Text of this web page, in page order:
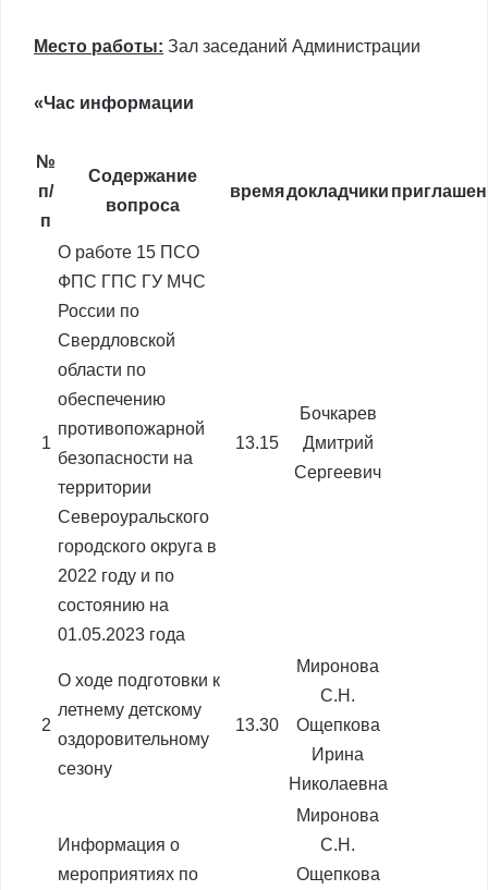
Место работы: Зал заседаний Администрации
«Час информации
№
п/
п
Содержание
вопроса
времядокладчики
1
О работе 15 ПСО
ФПС ГПС ГУ МЧС
России по
Свердловской
области по
обеспечению
противопожарной
безопасности на
территории
Североуральского
городского округа в
2022 году и по
состоянию на
01.05.2023 года
13.15
Бочкарев
Дмитрий
Сергеевич
2
О ходе подготовки к
летнему детскому
оздоровительному
сезону
13.30
Миронова
С.Н.
Ощепкова
Ирина
Николаевна
Информация о
мероприятиях по
Миронова
С.Н.
Ощепкова